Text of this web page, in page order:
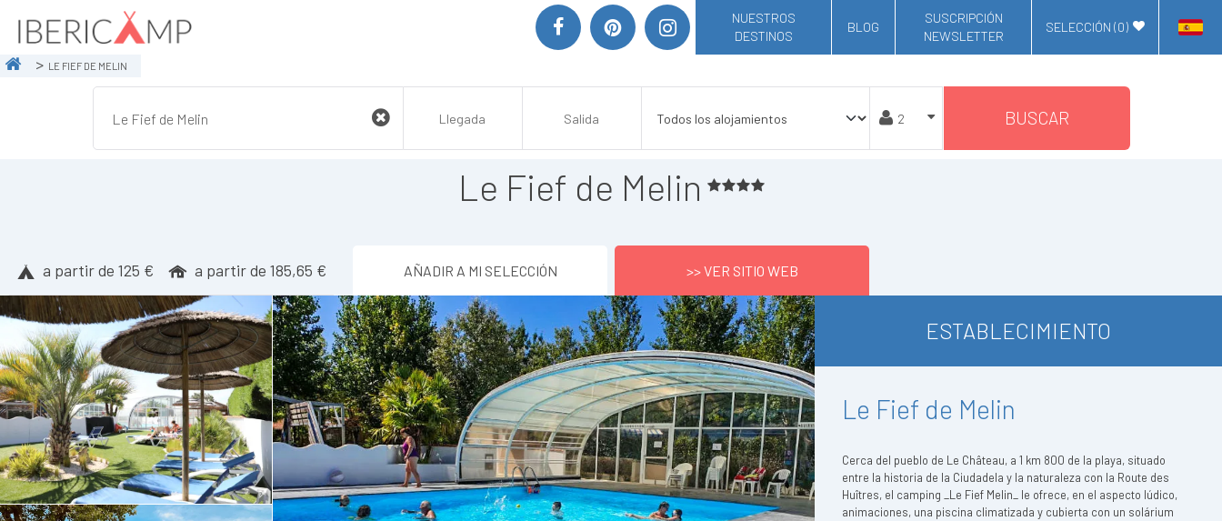
NUESTROS
DESTINOS
BLOG
SUSCRIPCIÓN
NEWSLETTER
SELECCIÓN (0)
LE FIEF DE MELIN
BUSCAR
Le Fief de Melin
a partir de 125 € a partir de 185,65 € AÑADIR A MI SELECCIÓN >> VER SITIO WEB
ESTABLECIMIENTO
Le Fief de Melin
Cerca del pueblo de Le Château, a 1 km 800 de la playa, situado
entre la historia de la Ciudadela y la naturaleza con la Route des
Huîtres, el camping _Le Fief Melin_ le ofrece, en el aspecto lúdico,
animaciones, una piscina climatizada y cubierta con un solárium